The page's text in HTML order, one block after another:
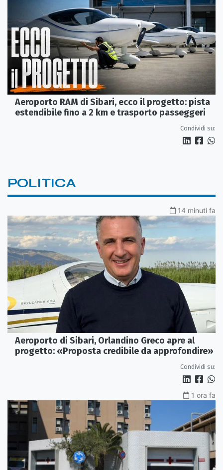
Aeroporto RAM di Sibari, ecco il progetto: pista
estendibile fino a 2 km e trasporto passeggeri
Condividi su:
POLITICA
14 minuti fa
Aeroporto di Sibari, Orlandino Greco apre al
progetto: «Proposta credibile da approfondire»
Condividi su:
1 ora fa